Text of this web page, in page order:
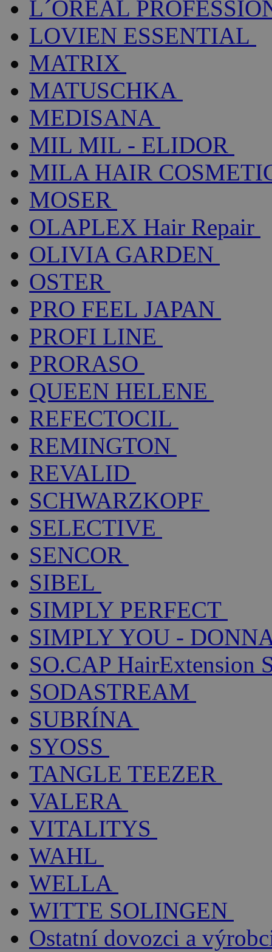
L´ORÉAL
LOVIEN ESSENTIAL
MATRIX
MATUSCHKA
MEDISANA
MIL MIL - ELIDOR
MILA HAIR
MOSER
OLAPLEX Hair Repair
OLIVIA GARDEN
OSTER
PRO FEEL JAPAN
PROFI LINE
PRORASO
QUEEN HELENE
REFECTOCIL
REMINGTON
REVALID
SCHWARZKOPF
SELECTIVE
SENCOR
SIBEL
SIMPLY PERFECT
SIMPLY YOU -
SO.CAP HairExtension
SODASTREAM
SUBRÍNA
SYOSS
TANGLE TEEZER
VALERA
VITALITYS
WAHL
WELLA
WITTE SOLINGEN
Ostatní dovozci a